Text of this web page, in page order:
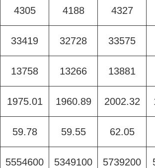
4305 4188 4327
33419 32728 33575
13758 13266 13881
1975.01 1960.89 2002.32
59.78 59.55 62.05
5554600 5349100 5739200